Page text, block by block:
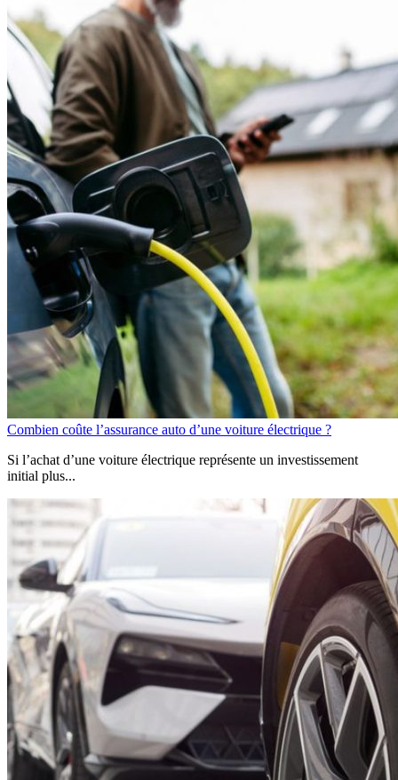
Combien coûte l’assurance auto d’une voiture électrique ?
Si l’achat d’une voiture électrique représente un investissement
initial plus...